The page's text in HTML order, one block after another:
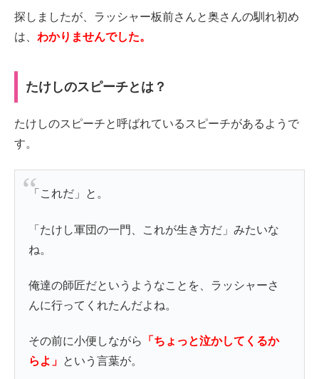
探しましたが、ラッシャー板前さんと奥さんの馴れ初め
は、 わかりませんでした。
たけしのスピーチとは？
たけしのスピーチと呼ばれているスピーチがあるようで
す。
「これだ」と。
「たけし軍団の一門、これが生き方だ」みたいな
ね。
俺達の師匠だというようなことを、ラッシャーさ
んに行ってくれたんだよね。
その前に小便しながら
「ちょっと泣かしてくるか
らよ」 という言葉が。